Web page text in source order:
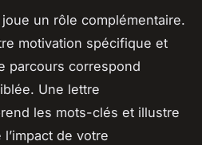
un rôle complémentaire.
motivation spécifique et
parcours correspond
Une lettre
les mots-clés et illustre
de votre